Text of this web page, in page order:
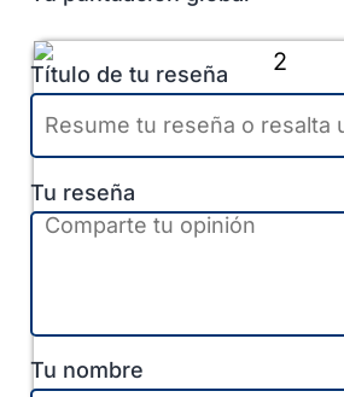
Título de tu reseña
Tu reseña
Tu nombre